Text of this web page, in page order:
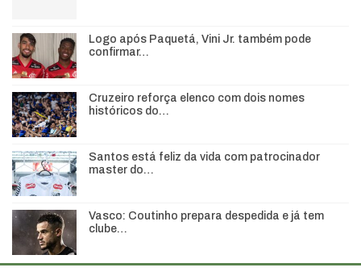
Logo após Paquetá, Vini Jr. também pode
confirmar…
Cruzeiro reforça elenco com dois nomes
históricos do…
Santos está feliz da vida com patrocinador
master do…
Vasco: Coutinho prepara despedida e já tem
clube…